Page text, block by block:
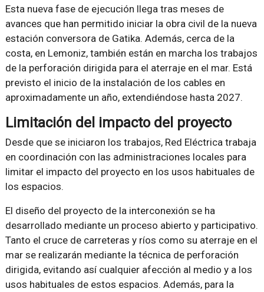
Esta nueva fase de ejecución llega tras meses de
avances que han permitido iniciar la obra civil de la nueva
estación conversora de Gatika. Además, cerca de la
costa, en Lemoniz, también están en marcha los trabajos
de la perforación dirigida para el aterraje en el mar. Está
previsto el inicio de la instalación de los cables en
aproximadamente un año, extendiéndose hasta 2027.
Limitación del impacto del proyecto
Desde que se iniciaron los trabajos, Red Eléctrica trabaja
en coordinación con las administraciones locales para
limitar el impacto del proyecto en los usos habituales de
los espacios.
El diseño del proyecto de la interconexión se ha
desarrollado mediante un proceso abierto y participativo.
Tanto el cruce de carreteras y ríos como su aterraje en el
mar se realizarán mediante la técnica de perforación
dirigida, evitando así cualquier afección al medio y a los
usos habituales de estos espacios. Además, para la